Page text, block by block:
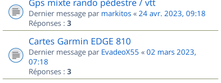
Gps mixte rando pédestre / vtt
Dernier message par markitos « 24 avr. 2023, 09:18
Réponses : 3
Cartes Garmin EDGE 810
Dernier message par EvadeoX55 « 02 mars 2023,
07:18
Réponses : 3